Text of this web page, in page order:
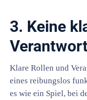
3. Keine
Klare Rollen und
eines reibungslos
es wie ein Spiel, bei